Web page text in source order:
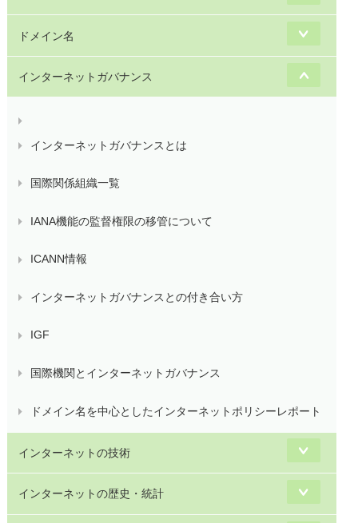
ドメイン名
インターネットガバナンス
インターネットガバナンスとは
国際関係組織一覧
IANA機能の監督権限の移管について
ICANN情報
インターネットガバナンスとの付き合い方
IGF
国際機関とインターネットガバナンス
ドメイン名を中心としたインターネットポリシーレポート
インターネットの技術
インターネットの歴史・統計